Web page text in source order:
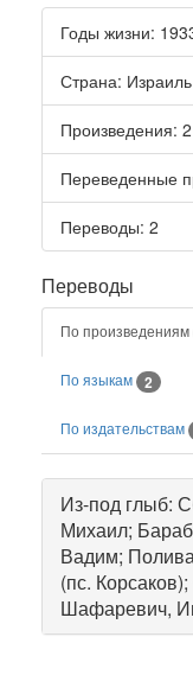
Годы жизни:
Страна: Израиль
Произведения: 2
Переведенные
Переводы: 2
Переводы
По произведениям
По языкам 2
По издательствам
Из-под глыб:
Михаил;
Вадим;
(пс.
Шафаревич,